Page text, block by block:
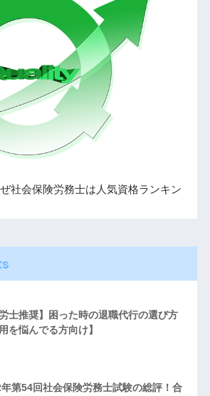
社会保険労務士は人気資格ランキン
労士推奨】困った時の退職代行の選び方
用を悩んでる方向け】
第54回社会保険労務士試験の総評！合